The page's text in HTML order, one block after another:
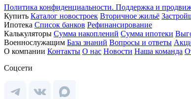
Политика конфиденциальности. Поддержка и
Купить Каталог новостроек Вторичное жильё
Ипотека Список банков Рефинансирование
Калькуляторы Сумма накоплений Сумма ипотеки
Военнослужащим База знаний Вопросы и ответы
О компании Контакты О нас Новости Наша команда
Соцсети